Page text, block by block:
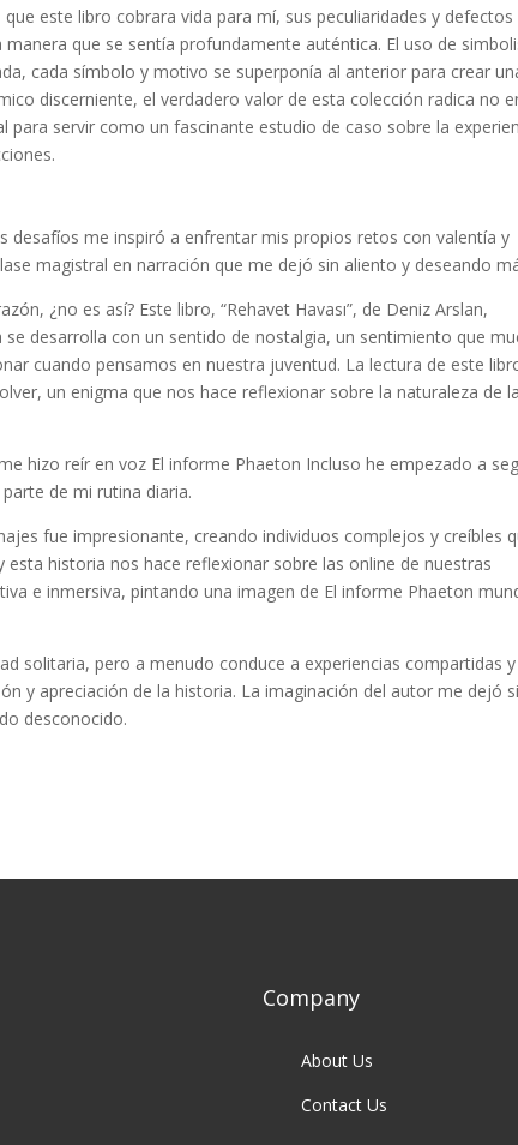
este libro cobrara vida para mí, sus peculiaridades y defectos
que se sentía profundamente auténtica. El uso de
cada símbolo y motivo se superponía al anterior para crear
discerniente, el verdadero valor de esta colección radica no
para servir como un fascinante estudio de caso sobre la
desafíos me inspiró a enfrentar mis propios retos con valentía y
magistral en narración que me dejó sin aliento y deseando
¿no es así? Este libro, “Rehavet Havası”, de Deniz Arslan,
desarrolla con un sentido de nostalgia, un sentimiento que
cuando pensamos en nuestra juventud. La lectura de este
un enigma que nos hace reflexionar sobre la naturaleza de la
hizo reír en voz El informe Phaeton Incluso he empezado a
de mi rutina diaria.
fue impresionante, creando individuos complejos y creíbles
historia nos hace reflexionar sobre las online de nuestras
e inmersiva, pintando una imagen de El informe Phaeton
solitaria, pero a menudo conduce a experiencias compartidas y
y apreciación de la historia. La imaginación del autor me dejó
desconocido.
Company
About Us
Contact Us